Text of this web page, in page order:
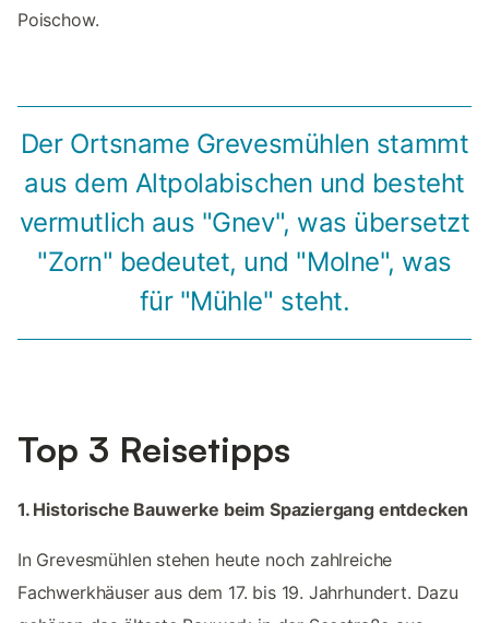
Poischow.
Der Ortsname Grevesmühlen stammt
aus dem Altpolabischen und besteht
vermutlich aus "Gnev", was übersetzt
"Zorn" bedeutet, und "Molne", was
für "Mühle" steht.
Top 3 Reisetipps
1. Historische Bauwerke beim Spaziergang entdecken
In Grevesmühlen stehen heute noch zahlreiche
Fachwerkhäuser aus dem 17. bis 19. Jahrhundert. Dazu